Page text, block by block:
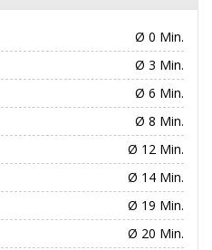
Ø 0 Min.
Ø 3 Min.
Ø 6 Min.
Ø 8 Min.
Ø 12 Min.
Ø 14 Min.
Ø 19 Min.
Ø 20 Min.